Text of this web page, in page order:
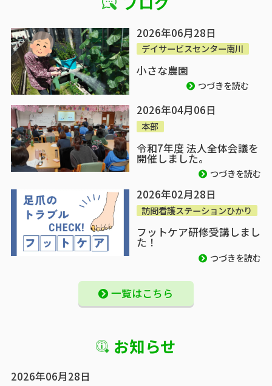
2026年06月28日
デイサービスセンター南川
小さな農園
つづきを読む
2026年04月06日
本部
令和7年度 法人全体会議を
開催しました。
つづきを読む
2026年02月28日
訪問看護ステーションひかり
フットケア研修受講しまし
た！
つづきを読む
一覧はこちら
お知らせ
2026年06月28日